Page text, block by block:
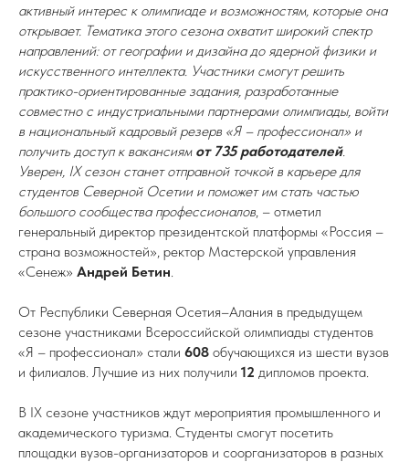
активный интерес к олимпиаде и возможностям, которые она
открывает. Тематика этого сезона охватит широкий спектр
направлений: от географии и дизайна до ядерной физики и
искусственного интеллекта. Участники смогут решить
практико-ориентированные задания, разработанные
совместно с индустриальными партнерами олимпиады, войти
в национальный кадровый резерв «Я – профессионал» и
получить доступ к вакансиям от 735 работодателей.
Уверен, IX сезон станет отправной точкой в карьере для
студентов Северной Осетии и поможет им стать частью
большого сообщества профессионалов, – отметил
генеральный директор президентской платформы «Россия –
страна возможностей», ректор Мастерской управления
«Сенеж» Андрей Бетин.
От Республики Северная Осетия–Алания в предыдущем
сезоне участниками Всероссийской олимпиады студентов
«Я – профессионал» стали 608 обучающихся из шести вузов
и филиалов. Лучшие из них получили 12 дипломов проекта.
В IX сезоне участников ждут мероприятия промышленного и
академического туризма. Студенты смогут посетить
площадки вузов-организаторов и соорганизаторов в разных